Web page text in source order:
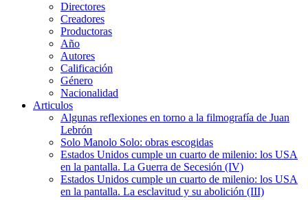
Directores
Creadores
Productoras
Año
Autores
Calificación
Género
Nacionalidad
Articulos
Algunas reflexiones en torno a la filmografía de Juan
Lebrón
Solo Manolo Solo: obras escogidas
Estados Unidos cumple un cuarto de milenio: los USA
en la pantalla. La Guerra de Secesión (IV)
Estados Unidos cumple un cuarto de milenio: los USA
en la pantalla. La esclavitud y su abolición (III)